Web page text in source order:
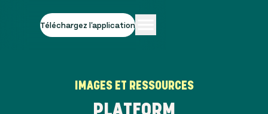
Téléchargez l'application
IMAGES ET RESSOURCES
PLATFORM